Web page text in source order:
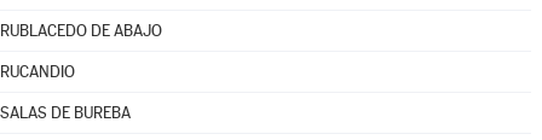
RUBLACEDO DE ABAJO
RUCANDIO
SALAS DE BUREBA